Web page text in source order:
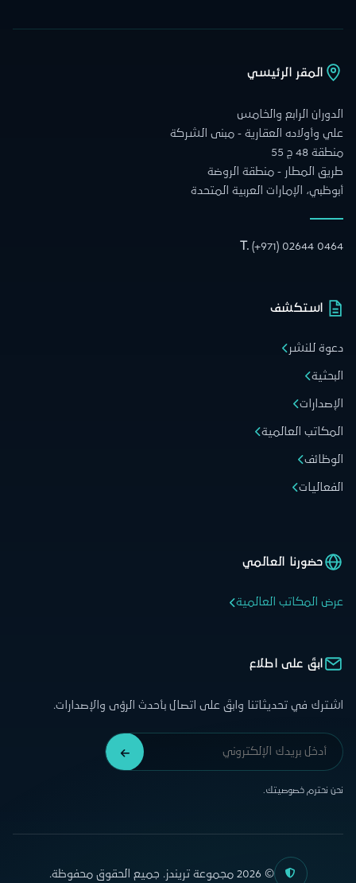
المقر الرئيسي
الدوران الرابع والخامس
علي وأولاده العقارية - مبنى الشركة
منطقة 48 ج 55
طريق المطار - منطقة الروضة
أبوظبي، الإمارات العربية المتحدة
T. (+971) 02644 0464
استكشف
دعوة للنشر
البحثية
الإصدارات
المكاتب العالمية
الوظائف
الفعاليات
حضورنا العالمي
عرض المكاتب العالمية
ابقَ على اطلاع
اشترك في تحديثاتنا وابقَ على اتصال بأحدث الرؤى والإصدارات.
نحن نحترم خصوصيتك.
© 2026 مجموعة تريندز. جميع الحقوق محفوظة.